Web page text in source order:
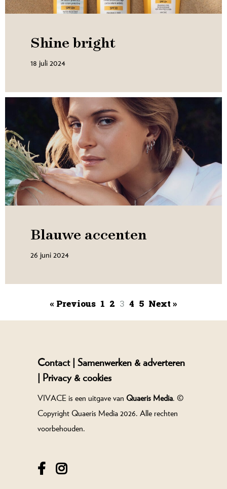
Shine bright
18 juli 2024
Blauwe accenten
26 juni 2024
« Previous 1 2 3 4 5 Next »
Contact | Samenwerken & adverteren
| Privacy & cookies
VIVACE is een uitgave van Quaeris Media. ©
Copyright Quaeris Media 2026. Alle rechten
voorbehouden.